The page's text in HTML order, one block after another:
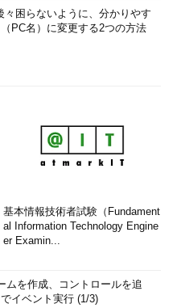
々困らないように、分かりやす
PC名）に変更する2つの方法
基本情報技術者試験（Fundament
al Information Technology Engine
er Examin...
ムを作成、コントロールを追
イベント実行 (1/3)